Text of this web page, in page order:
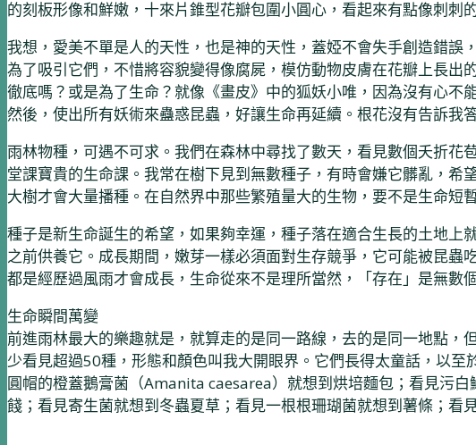
的刻板形像和鮮嫩，十來片錐型花瓣包圍小圓心，看起來有點像刺刺
我想，愛美不單是人的天性，也是神的天性，蓋婭不會失手創造錯誤
為了吸引它們，不惜將容貌變得像腐屍，模仿動物皮膚在花瓣上長
徹底嗎？或是為了生命？就像《畫皮》中的狐妖小唯，因為沒有心不
然後，使出所有妖術來蠱惑昆蟲，好讓生命再延續。根花沒有告訴我
雨林物種，可遇不可求。我們在森林中尋找了數天，看見數個夭折
堂課寶貴的生命課。我常在樹下見到無數種子，有時會嫌它髒亂，
大樹才會大量播種。在自然界中那些繁殖量大的生物，要不是生命
種子是新生命誕生的希望，如果夠幸運，種子落在適合生長的土地
之前供養它。成長期間，嫩芽一樣必須面對生存競爭，它可能被昆
都是經歷過風雨才會成長，生命從來不是理所當然，「存在」是無數
生命瞬間萬變
前進雨林最大的樂趣就是，就算走的是同一路線，去的是同一地點
少看見超過50種，形態和顏色叫我大開眼界。它們長得太童話，以
圓帽的橙蓋鵝膏菌（Amanita caesarea）就想到烘培麵包；看見污
餞；看見寄生菌就想到冬蟲夏草；看見一根根珊瑚菌就想到薯條；看